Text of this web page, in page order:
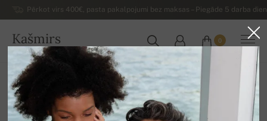
Pērkot virs 400€, pasta pakalpojumi bez maksas – Piegāde 5 darba
Kašmirs
LATVIJA
0
Uz mājām
Luksusa sieviešu kašmira džemperi
Sieviešu kašmira džemperi ar apaļu izgriezumu